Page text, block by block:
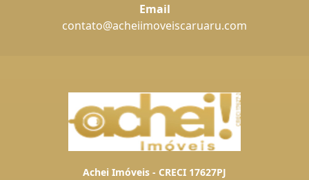
Email
contato@acheiimoveiscaruaru.com
Achei Imóveis - CRECI 17627PJ